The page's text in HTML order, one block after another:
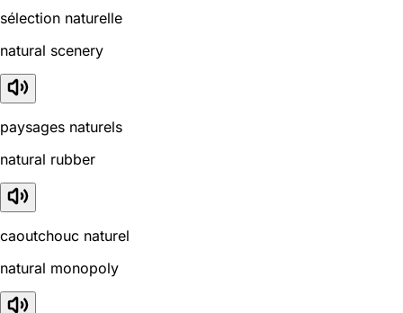
sélection naturelle
natural scenery
paysages naturels
natural rubber
caoutchouc naturel
natural monopoly